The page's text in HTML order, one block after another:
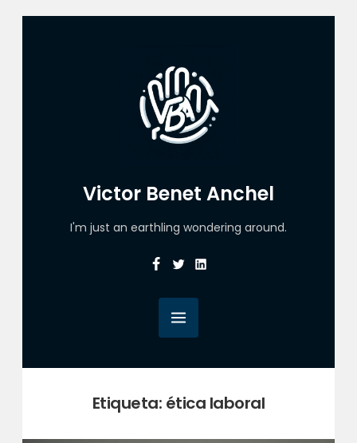
Victor Benet Anchel
I'm just an earthling wondering around.
Facebook
TwitterLinkedin
Etiqueta: ética laboral